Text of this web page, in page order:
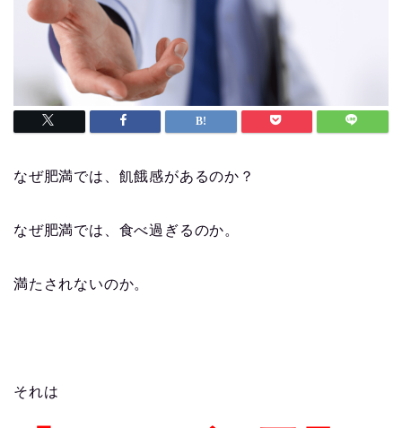
なぜ肥満では、飢餓感があるのか？
なぜ肥満では、食べ過ぎるのか。
満たされないのか。
それは